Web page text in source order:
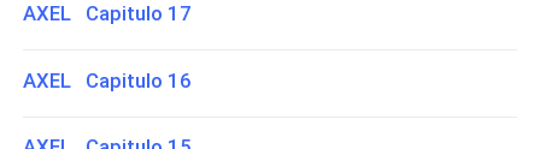
AXEL Capitulo 17
AXEL Capitulo 16